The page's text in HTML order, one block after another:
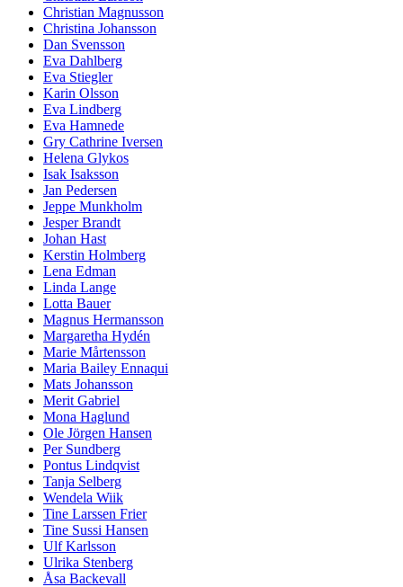
Christian Magnusson
Christina Johansson
Dan Svensson
Eva Dahlberg
Eva Stiegler
Karin Olsson
Eva Lindberg
Eva Hamnede
Gry Cathrine Iversen
Helena Glykos
Isak Isaksson
Jan Pedersen
Jeppe Munkholm
Jesper Brandt
Johan Hast
Kerstin Holmberg
Lena Edman
Linda Lange
Lotta Bauer
Magnus Hermansson
Margaretha Hydén
Marie Mårtensson
Maria Bailey Ennaqui
Mats Johansson
Merit Gabriel
Mona Haglund
Ole Jörgen Hansen
Per Sundberg
Pontus Lindqvist
Tanja Selberg
Wendela Wiik
Tine Larssen Frier
Tine Sussi Hansen
Ulf Karlsson
Ulrika Stenberg
Åsa Backevall